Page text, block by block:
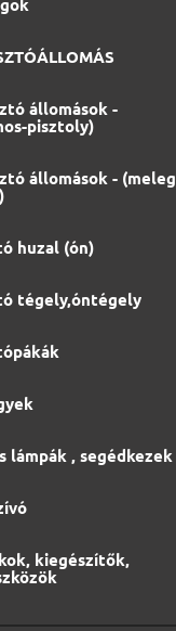
állomások -
pisztoly)
állomások - (meleg
huzal (ón)
tégely,óntégely
lámpák , segédkezek
kiegészítők,